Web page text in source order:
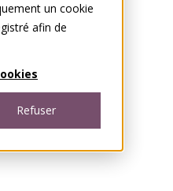
un cookie
afin de
Refuser